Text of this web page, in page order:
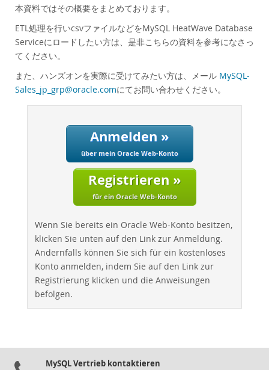
Entwickler-Bereich
本資料ではその概要をまとめております。
ETL処理を行いcsvファイルなどをMySQL HeatWave Database
Serviceにロードしたい方は、是非こちらの資料を参考になさっ
てください。
また、ハンズオンを実際に受けてみたい方は、メール MySQL-
Sales_jp_grp@oracle.comにてお問い合わせください。
Anmelden »
über mein Oracle Web-Konto
Registrieren »
für ein Oracle Web-Konto
Wenn Sie bereits ein Oracle Web-Konto besitzen,
klicken Sie unten auf den Link zur Anmeldung.
Andernfalls können Sie sich für ein kostenloses
Konto anmelden, indem Sie auf den Link zur
Registrierung klicken und die Anweisungen
befolgen.
MySQL Vertrieb kontaktieren